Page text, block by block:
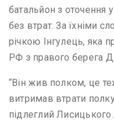
батальйон з оточення
без втрат. За їхніми
річкою Інгулець, яка
РФ з правого берега
“Він жив полком, це
витримав втрати
підлеглий Лисицького.